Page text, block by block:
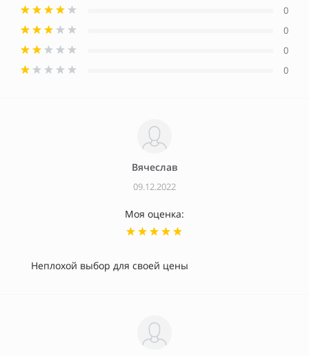
0
0
0
0
Вячеслав
09.12.2022
Моя оценка:
Неплохой выбор для своей цены